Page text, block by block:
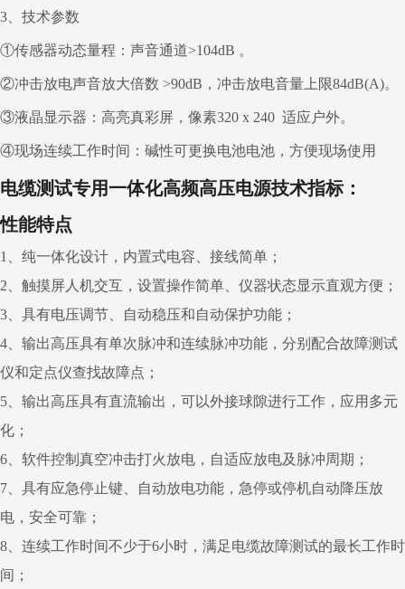
3、技术参数
①传感器动态量程：声音通道>104dB 。
②冲击放电声音放大倍数 >90dB ，冲击放电音量上限84dB(A)。
③液晶显示器：高亮真彩屏，像素320 x 240 适应户外。
④现场连续工作时间：碱性可更换电池电池，方便现场使用
电缆测试专用一体化高频高压电源技术指标：
性能特点
1、纯一体化设计，内置式电容、接线简单；
2、触摸屏人机交互，设置操作简单、仪器状态显示直观方便；
3、具有电压调节、自动稳压和自动保护功能；
4、输出高压具有单次脉冲和连续脉冲功能，分别配合故障测试
仪和定点仪查找故障点；
5、输出高压具有直流输出，可以外接球隙进行工作，应用多元
化；
6、软件控制真空冲击打火放电，自适应放电及脉冲周期；
7、具有应急停止键、自动放电功能，急停或停机自动降压放
电，安全可靠；
8、连续工作时间不少于6小时，满足电缆故障测试的最长工作时
间；